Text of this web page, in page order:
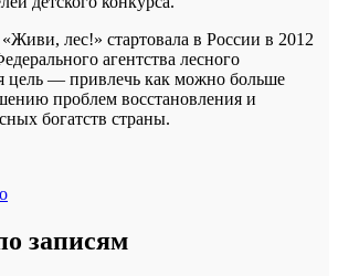
лес!» стартовала в России в 2012
агентства лесного
цель — привлечь как можно больше
проблем восстановления и
богатств страны.
записям